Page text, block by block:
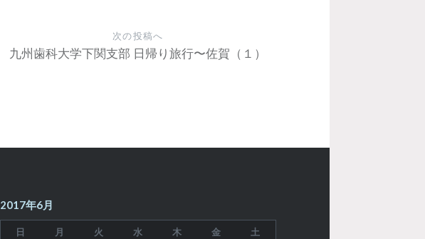
次の投稿へ
九州歯科大学下関支部 日帰り旅行〜佐賀（１）
2017年6月
日 月 火 水 木 金 土